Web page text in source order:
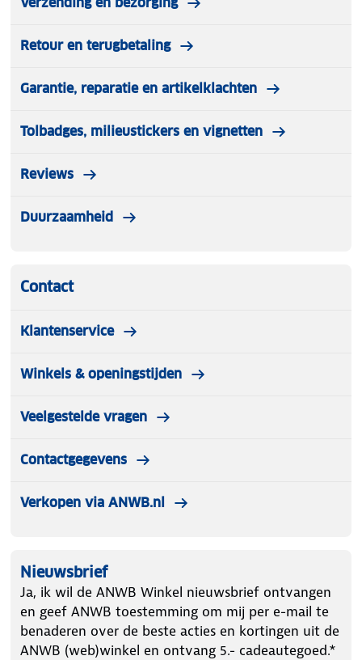
langdurige en betrouwbare bescherming zoekt.
Retour en terugbetaling
Garantie, reparatie en artikelklachten
Tolbadges, milieustickers en vignetten
Reviews
Duurzaamheid
Contact
Klantenservice
Winkels & openingstijden
Veelgestelde vragen
Contactgegevens
Verkopen via ANWB.nl
Nieuwsbrief
Ja, ik wil de ANWB Winkel nieuwsbrief ontvangen
en geef ANWB toestemming om mij per e-mail te
benaderen over de beste acties en kortingen uit de
ANWB (web)winkel en ontvang 5.- cadeautegoed.*